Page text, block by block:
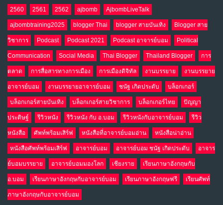
2560 2561 2562 ajbomb AjbombLiveTalk
ajbombtraining2025 blogger Thai blogger สายบันเทิง Blogger สาย
วิชาการ Podcast Podcast 2021 Podcast อาจารย์บอม Political
Communication Social Media Thai Blogger Thailand Blogger การ
ตลาด การสื่อสารทางการเมือง การเมืองดิจิทัล งานบรรยาย งานบรรยาย
อาจารย์บอม งานบรรยายอาจารย์บอม ชนัฐ เกิดประดับ บล็อกเกอร์
บล็อกเกอร์สายบันเทิง บล็อกเกอร์สายวิชาการ บล็อกเกอร์ไทย ปัญญา
ประดิษฐ์ รีวิวหนัง รีวิวหนัง กับ อ.บอม รีวิวหนังกับอาจารย์บอม รีวิว
หนังสือ ศัพท์พร้อมเสิร์ฟ หนังสือที่อาจารย์บอมอ่าน หนังสือน่าอ่าน
หนังสือศัพท์พร้อมเสิร์ฟ อาจารย์บอม อาจารย์บอม ชนัฐ เกิดประดับ อาจาร
ย์บอมบรรยาย อาจารย์บอมมองโลก เชียงราย เรียนภาษาอังกฤษกับ
อ.บอม เรียนภาษาอังกฤษกับอาจารย์บอม เรียนภาษาอังกฤษฟรี เรียนศัพท์
ภาษาอังกฤษกับอาจารย์บอม